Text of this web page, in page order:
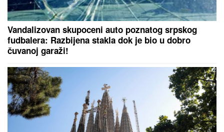
Vandalizovan skupoceni auto poznatog srpskog
fudbalera: Razbijena stakla dok je bio u dobro
čuvanoj garaži!